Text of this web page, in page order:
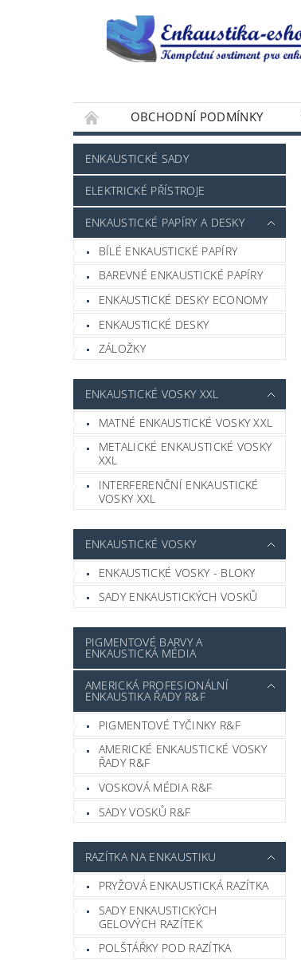
OBCHODNÍ PODMÍNKY
ENKAUSTICKÉ SADY
ELEKTRICKÉ PŘÍSTROJE
ENKAUSTICKÉ PAPÍRY A DESKY
BÍLÉ ENKAUSTICKÉ PAPÍRY
BAREVNÉ ENKAUSTICKÉ PAPÍRY
ENKAUSTICKÉ DESKY ECONOMY
ENKAUSTICKÉ DESKY
ZÁLOŽKY
ENKAUSTICKÉ VOSKY XXL
MATNÉ ENKAUSTICKÉ VOSKY XXL
METALICKÉ ENKAUSTICKÉ VOSKY
XXL
INTERFERENČNÍ ENKAUSTICKÉ
VOSKY XXL
ENKAUSTICKÉ VOSKY
ENKAUSTICKÉ VOSKY - BLOKY
SADY ENKAUSTICKÝCH VOSKŮ
PIGMENTOVÉ BARVY A
ENKAUSTICKÁ MÉDIA
AMERICKÁ PROFESIONÁLNÍ
ENKAUSTIKA ŘADY R&F
PIGMENTOVÉ TYČINKY R&F
AMERICKÉ ENKAUSTICKÉ VOSKY
ŘADY R&F
VOSKOVÁ MÉDIA R&F
SADY VOSKŮ R&F
RAZÍTKA NA ENKAUSTIKU
PRYŽOVÁ ENKAUSTICKÁ RAZÍTKA
SADY ENKAUSTICKÝCH
GELOVÝCH RAZÍTEK
POLŠTÁŘKY POD RAZÍTKA